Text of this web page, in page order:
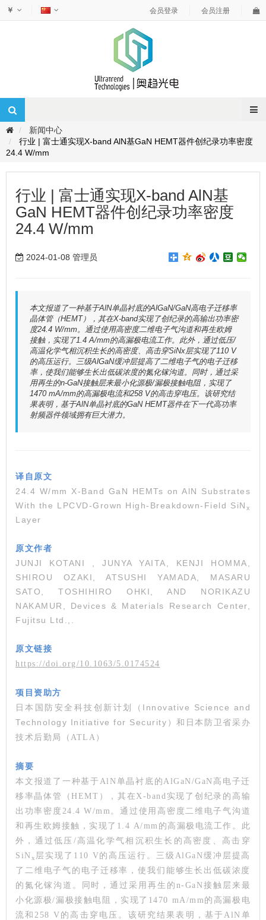
￥ 会员登录 会员注册
新闻中心
行业 | 富士通实现X-band AlN基GaN HEMT器件创纪录功率密度
24.4 W/mm
行业 | 富士通实现X-band AlN基
GaN HEMT器件创纪录功率密度
24.4 W/mm
2024-01-08 管理员
本文报道了一种基于AlN单晶衬底的AlGaN/GaN高电子迁移率
晶体管（HEMT），其在X-band实现了创纪录的高输出功率密
度24.4 W/mm。通过使用高密度二维电子气沟道和再生欧姆
接触，实现了1.4 A/mm的高漏极电流工作。此外，通过低压/
高温化学气相沉积生长的高密度、高击穿SiNx层实现了110 V
的高压运行。三级AlGaN缓冲层提高了二维电子气的电子迁移
率，使我们能够生长出低碳浓度的氮化镓沟道。同时，通过采
用再生的n-GaN接触层来最小化源极/漏极接触电阻，实现了
1470 mA/mm的高漏极电流和258 V的高击穿电压。该研究结
果表明，基于AlN单晶衬底的GaN HEMT器件在下一代高功率
射频器件领域拥有巨大潜力。
译自原文
24.4 W/mm X-Band GaN HEMTs on AlN Substrates
With the LPCVD-Grown High-Breakdown-Field SiN x
Layer
原文作者
JUNJI KOTANI , JUNYA YAITA, KENJI HOMMA,
SHIROU OZAKI, ATSUSHI YAMADA, MASARU
SATO, TOSHIHIRO OHKI, AND NORIKAZU
NAKAMUR, Devices & Materials Research Center,
Fujitsu Ltd.,.
原文链接
https://doi.org/10.1063/5.0174524
项目资助方
日本国防安全科技创新计划（ Innovative Science and
Technology Initiative for Security ）和日本防卫省采办
技术后勤局（ATLA）
摘要
本文报道了一种基于AlN单晶衬底的AlGaN/GaN高电子迁
移率晶体管（HEMT），其在X-band实现了创纪录的高输
出功率密度24.4 W/mm。通过使用高密度二维电子气沟道
和再生欧姆接触，实现了1.4 A/mm的高漏极电流工作。 此
外，通过低压/高温化学气相沉积生长的高密度、高击穿
SiNx 层实现了110 V的高压运行。三级AlGaN缓冲层提高
了二维电子气的电子迁移率，使我们能够生长出低碳浓度
的氮化镓沟道。同时，通过采用再生的n-GaN接触层来最
小化源极/漏极接触电阻，实现了1470 mA/mm的高漏极电
流和258 V的高击穿电压。该研究结果表明，基于AlN单